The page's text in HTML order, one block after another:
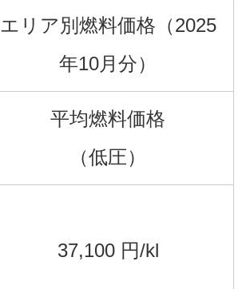
エリア別燃料価格（2025
年10月分）
平均燃料価格
（低圧）
37,100 円/kl